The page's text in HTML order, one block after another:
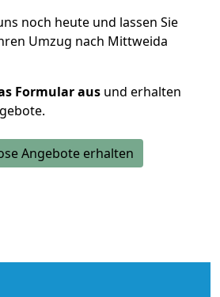
noch heute und lassen Sie
Umzug nach Mittweida
Formular aus und erhalten
Angebote erhalten